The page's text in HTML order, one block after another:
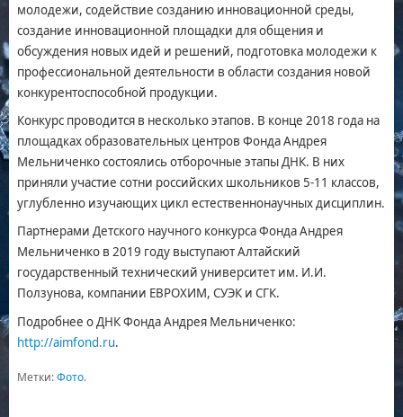
молодежи, содействие созданию инновационной среды,
создание инновационной площадки для общения и
обсуждения новых идей и решений, подготовка молодежи к
профессиональной деятельности в области создания новой
конкурентоспособной продукции.
Конкурс проводится в несколько этапов. В конце 2018 года на
площадках образовательных центров Фонда Андрея
Мельниченко состоялись отборочные этапы ДНК. В них
приняли участие сотни российских школьников 5-11 классов,
углубленно изучающих цикл естественнонаучных дисциплин.
Партнерами Детского научного конкурса Фонда Андрея
Мельниченко в 2019 году выступают Алтайский
государственный технический университет им. И.И.
Ползунова, компании ЕВРОХИМ, СУЭК и СГК.
Подробнее о ДНК Фонда Андрея Мельниченко:
http://aimfond.ru.
Метки:Фото.